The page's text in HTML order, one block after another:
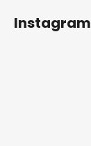
Instagram